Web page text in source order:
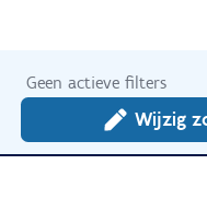
Geen actieve filters
Wijzig